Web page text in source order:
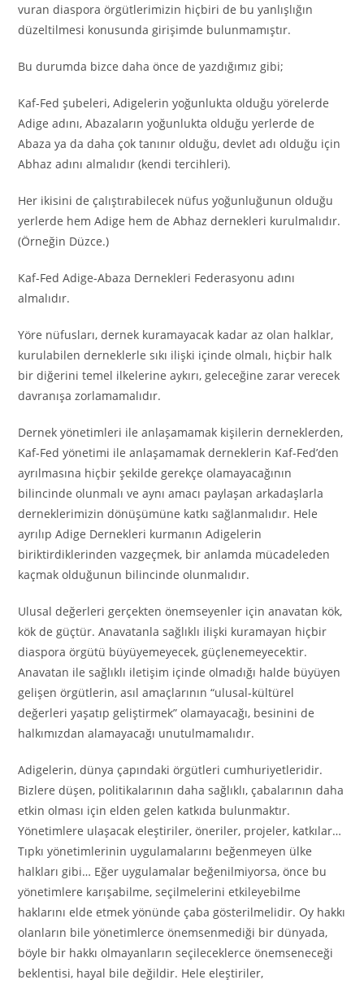
vuran diaspora örgütlerimizin hiçbiri de bu yanlışlığın
düzeltilmesi konusunda girişimde bulunmamıştır.
Bu durumda bizce daha önce de yazdığımız gibi;
Kaf-Fed şubeleri, Adigelerin yoğunlukta olduğu yörelerde
Adige adını, Abazaların yoğunlukta olduğu yerlerde de
Abaza ya da daha çok tanınır olduğu, devlet adı olduğu için
Abhaz adını almalıdır (kendi tercihleri).
Her ikisini de çalıştırabilecek nüfus yoğunluğunun olduğu
yerlerde hem Adige hem de Abhaz dernekleri kurulmalıdır.
(Örneğin Düzce.)
Kaf-Fed Adige-Abaza Dernekleri Federasyonu adını
almalıdır.
Yöre nüfusları, dernek kuramayacak kadar az olan halklar,
kurulabilen derneklerle sıkı ilişki içinde olmalı, hiçbir halk
bir diğerini temel ilkelerine aykırı, geleceğine zarar verecek
davranışa zorlamamalıdır.
Dernek yönetimleri ile anlaşamamak kişilerin derneklerden,
Kaf-Fed yönetimi ile anlaşamamak derneklerin Kaf-Fed’den
ayrılmasına hiçbir şekilde gerekçe olamayacağının
bilincinde olunmalı ve aynı amacı paylaşan arkadaşlarla
derneklerimizin dönüşümüne katkı sağlanmalıdır. Hele
ayrılıp Adige Dernekleri kurmanın Adigelerin
biriktirdiklerinden vazgeçmek, bir anlamda mücadeleden
kaçmak olduğunun bilincinde olunmalıdır.
Ulusal değerleri gerçekten önemseyenler için anavatan kök,
kök de güçtür. Anavatanla sağlıklı ilişki kuramayan hiçbir
diaspora örgütü büyüyemeyecek, güçlenemeyecektir.
Anavatan ile sağlıklı iletişim içinde olmadığı halde büyüyen
gelişen örgütlerin, asıl amaçlarının “ulusal-kültürel
değerleri yaşatıp geliştirmek” olamayacağı, besinini de
halkımızdan alamayacağı unutulmamalıdır.
Adigelerin, dünya çapındaki örgütleri cumhuriyetleridir.
Bizlere düşen, politikalarının daha sağlıklı, çabalarının daha
etkin olması için elden gelen katkıda bulunmaktır.
Yönetimlere ulaşacak eleştiriler, öneriler, projeler, katkılar…
Tıpkı yönetimlerinin uygulamalarını beğenmeyen ülke
halkları gibi… Eğer uygulamalar beğenilmiyorsa, önce bu
yönetimlere karışabilme, seçilmelerini etkileyebilme
haklarını elde etmek yönünde çaba gösterilmelidir. Oy hakkı
olanların bile yönetimlerce önemsenmediği bir dünyada,
böyle bir hakkı olmayanların seçileceklerce önemseneceği
beklentisi, hayal bile değildir. Hele eleştiriler,